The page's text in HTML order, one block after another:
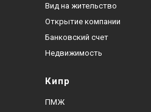
Вид на жительство
Открытие компании
Банковский счет
Недвижимость
Кипр
ПМЖ